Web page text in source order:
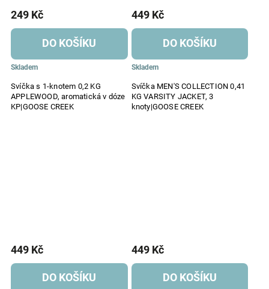
Svíčka s 1-knotem 0,2 KG
APPLEWOOD, aromatická v dóze
KP|GOOSE CREEK
Skladem
249 Kč
DO KOŠÍKU
Svíčka MEN'S COLLECTION 0,41
KG VARSITY JACKET, 3
knoty|GOOSE CREEK
Skladem
449 Kč
DO KOŠÍKU
449 Kč
DO KOŠÍKU
449 Kč
DO KOŠÍKU